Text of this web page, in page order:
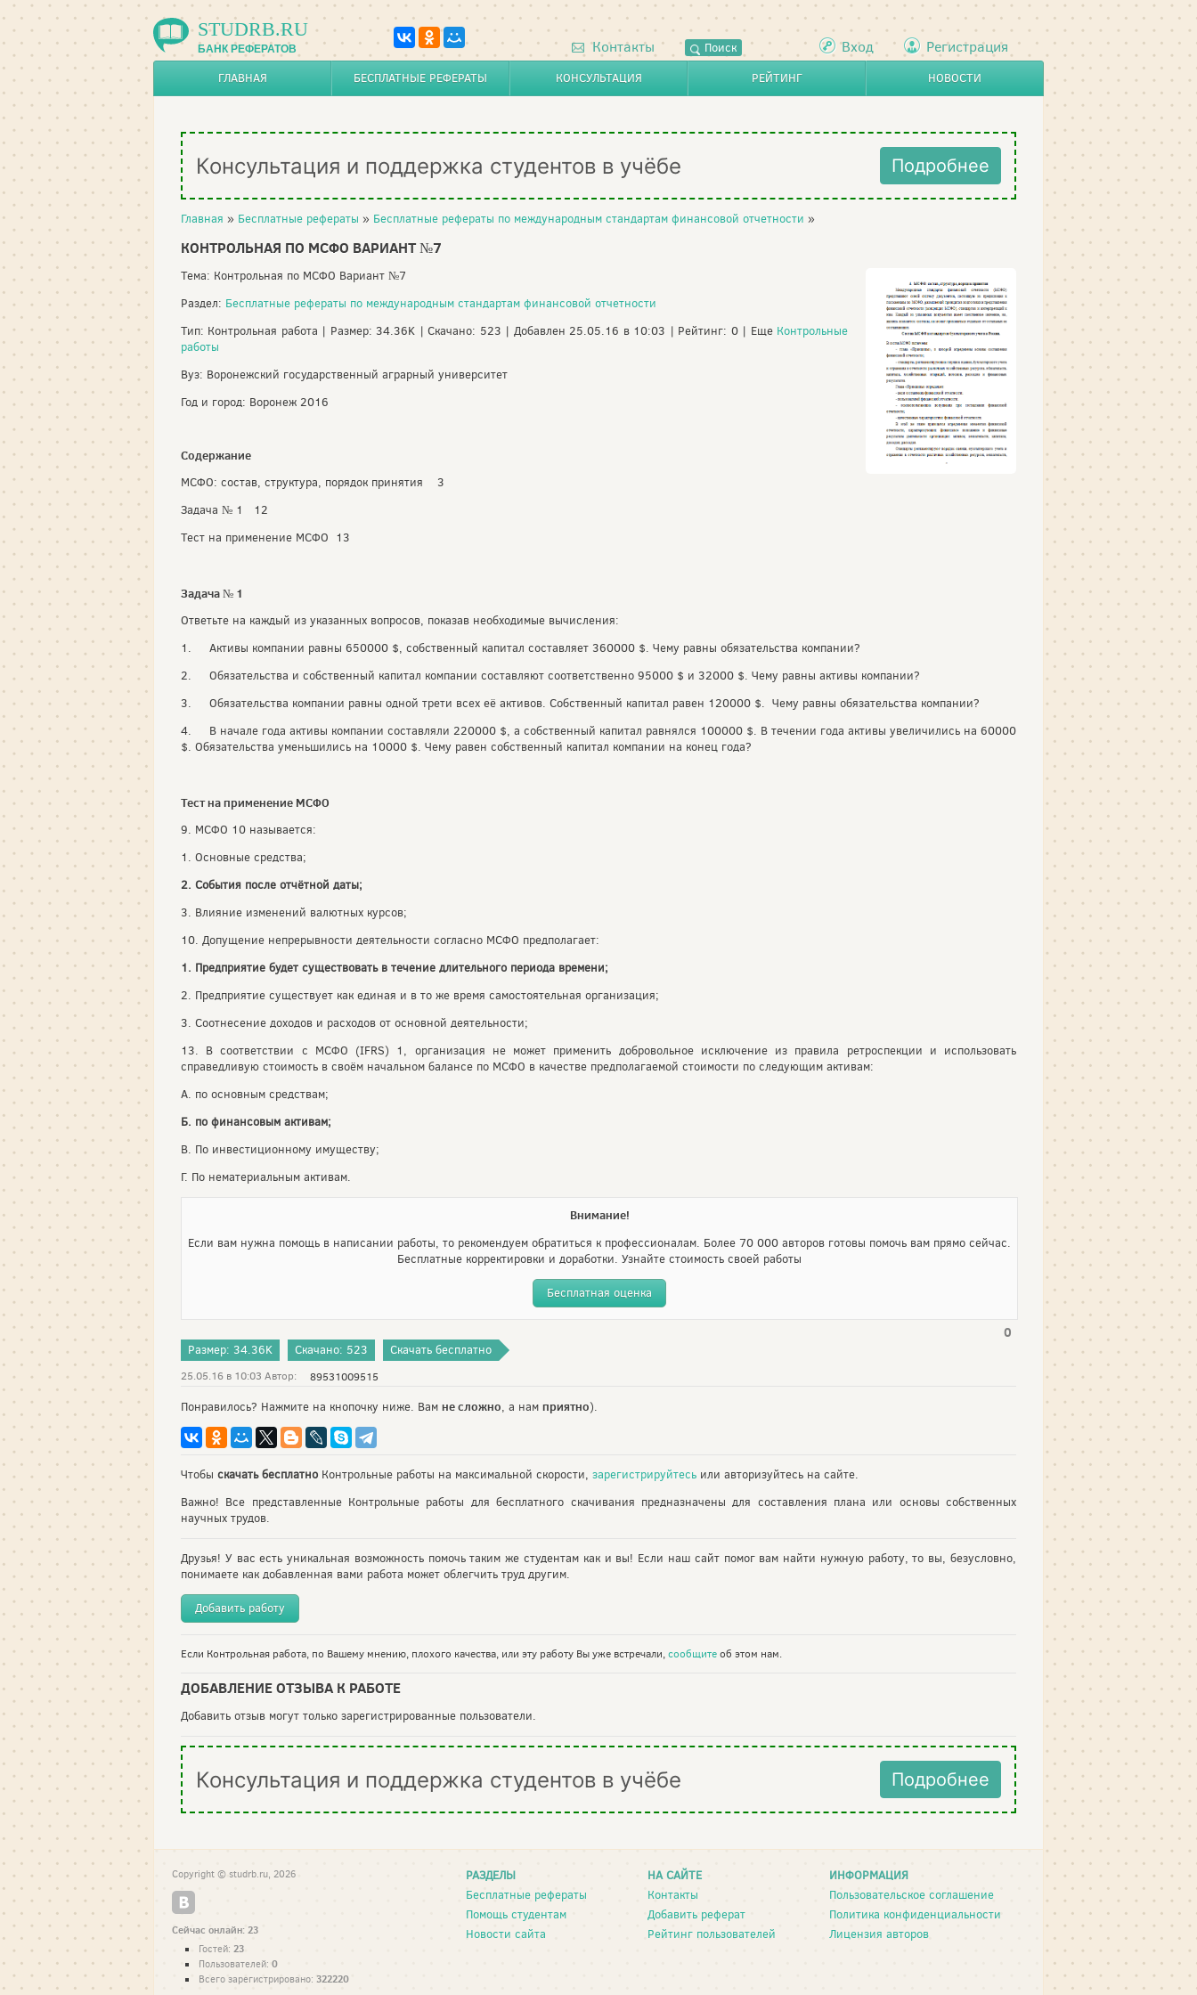
STUDRB.RU
БАНК РЕФЕРАТОВ Контакты Поиск Вход Регистрация
ГЛАВНАЯ БЕСПЛАТНЫЕ РЕФЕРАТЫ КОНСУЛЬТАЦИЯ РЕЙТИНГ НОВОСТИ
Консультация и поддержка студентов в учёбе Подробнее
Главная » Бесплатные рефераты » Бесплатные рефераты по международным стандартам финансовой отчетности »
КОНТРОЛЬНАЯ ПО МСФО ВАРИАНТ №7
Тема: Контрольная по МСФО Вариант №7
Раздел: Бесплатные рефераты по международным стандартам финансовой отчетности
Тип: Контрольная работа | Размер: 34.36K | Скачано: 523 | Добавлен 25.05.16 в 10:03 | Рейтинг: 0 | Еще Контрольные
работы
Вуз: Воронежский государственный аграрный университет
Год и город: Воронеж 2016
Содержание
МСФО: состав, структура, порядок принятия 3
Задача № 1 12
Тест на применение МСФО 13
Задача № 1
Ответьте на каждый из указанных вопросов, показав необходимые вычисления:
1. Активы компании равны 650000 $, собственный капитал составляет 360000 $. Чему равны обязательства компании?
2. Обязательства и собственный капитал компании составляют соответственно 95000 $ и 32000 $. Чему равны активы компании?
3. Обязательства компании равны одной трети всех её активов. Собственный капитал равен 120000 $. Чему равны обязательства компании?
4. В начале года активы компании составляли 220000 $, а собственный капитал равнялся 100000 $. В течении года активы увеличились на 60000
$. Обязательства уменьшились на 10000 $. Чему равен собственный капитал компании на конец года?
Тест на применение МСФО
9. МСФО 10 называется:
1. Основные средства;
2. События после отчётной даты;
3. Влияние изменений валютных курсов;
10. Допущение непрерывности деятельности согласно МСФО предполагает:
1. Предприятие будет существовать в течение длительного периода времени;
2. Предприятие существует как единая и в то же время самостоятельная организация;
3. Соотнесение доходов и расходов от основной деятельности;
13. В соответствии с МСФО (IFRS) 1, организация не может применить добровольное исключение из правила ретроспекции и использовать
справедливую стоимость в своём начальном балансе по МСФО в качестве предполагаемой стоимости по следующим активам:
А. по основным средствам;
Б. по финансовым активам;
В. По инвестиционному имуществу;
Г. По нематериальным активам.
Внимание!
Если вам нужна помощь в написании работы, то рекомендуем обратиться к профессионалам. Более 70 000 авторов готовы помочь вам прямо сейчас.
Бесплатные корректировки и доработки. Узнайте стоимость своей работы
Бесплатная оценка
0
Размер: 34.36K Скачано: 523 Скачать бесплатно
25.05.16 в 10:03 Автор: 89531009515
Понравилось? Нажмите на кнопочку ниже. Вам не сложно, а нам приятно).
Чтобы скачать бесплатно Контрольные работы на максимальной скорости, зарегистрируйтесь или авторизуйтесь на сайте.
Важно! Все представленные Контрольные работы для бесплатного скачивания предназначены для составления плана или основы собственных
научных трудов.
Друзья! У вас есть уникальная возможность помочь таким же студентам как и вы! Если наш сайт помог вам найти нужную работу, то вы, безусловно,
понимаете как добавленная вами работа может облегчить труд другим.
Добавить работу
Если Контрольная работа, по Вашему мнению, плохого качества, или эту работу Вы уже встречали,сообщитеоб этом нам.
ДОБАВЛЕНИЕ ОТЗЫВА К РАБОТЕ
Добавить отзыв могут только зарегистрированные пользователи.
Консультация и поддержка студентов в учёбе Подробнее
РАЗДЕЛЫ
Бесплатные рефераты
Помощь студентам
Новости сайта
НА САЙТЕ
Контакты
Добавить реферат
Рейтинг пользователей
ИНФОРМАЦИЯ
Пользовательское соглашение
Политика конфиденциальности
Лицензия авторов
Copyright © studrb.ru, 2026
Сейчас онлайн: 23
Гостей: 23
Пользователей: 0
Всего зарегистрировано: 322220